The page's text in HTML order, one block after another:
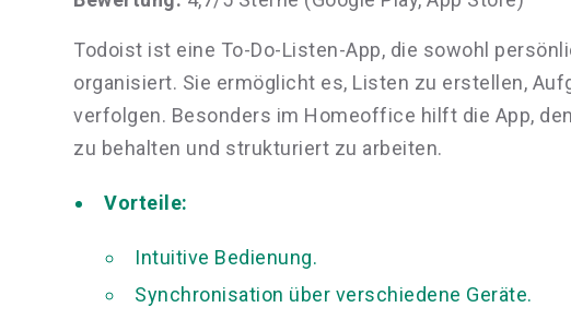
Todoist ist eine To-Do-Listen-App, die sowohl
organisiert. Sie ermöglicht es, Listen zu erstellen,
verfolgen. Besonders im Homeoffice hilft die App,
zu behalten und strukturiert zu arbeiten.
Vorteile:
Intuitive Bedienung.
Synchronisation über verschiedene Geräte.